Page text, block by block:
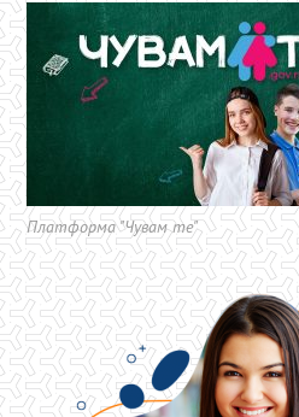
Платформа "Чувам те"